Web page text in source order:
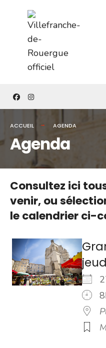
content
ACCUEIL AGENDA
Agenda
Consultez ici
venir,ou
le calendrier ci-
for: